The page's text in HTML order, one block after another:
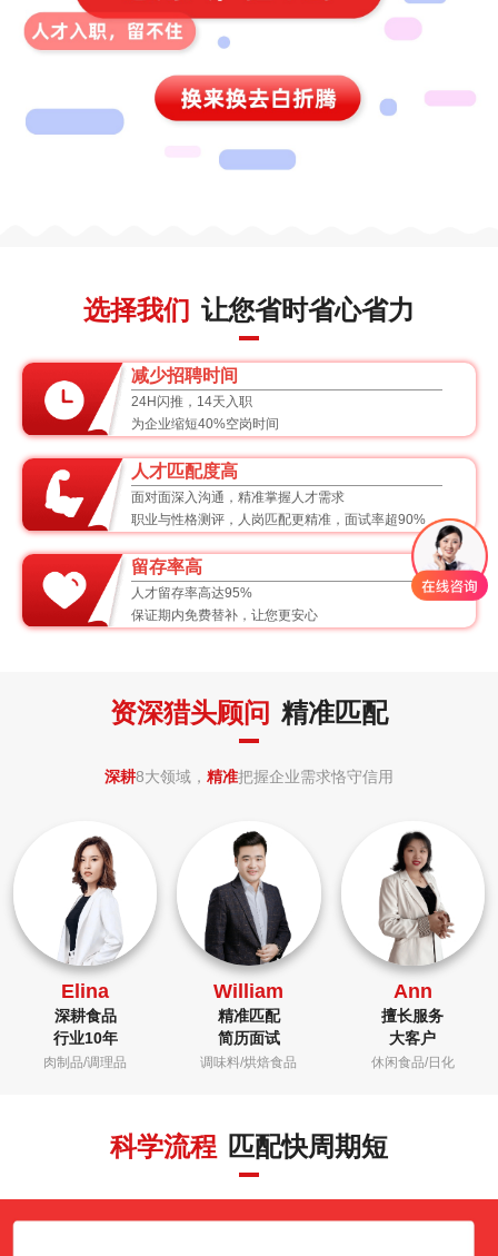
选择我们 让您省时省心省力
减少招聘时间
24H闪推，14天入职
为企业缩短40%空岗时间
人才匹配度高
面对面深入沟通，精准掌握人才需求
职业与性格测评，人岗匹配更精准，面试率超90%
留存率高
人才留存率高达95%
保证期内免费替补，让您更安心
资深猎头顾问 精准匹配
深耕8大领域， 精准把握企业需求恪守信用
Elina
深耕食品
行业10年
肉制品/调理品
William
精准匹配
简历面试
调味料/烘焙食品
Ann
擅长服务
大客户
休闲食品/日化
科学流程 匹配快周期短